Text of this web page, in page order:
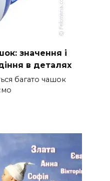
значення і
в деталях
багато чашок